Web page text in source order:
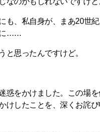
も、私自身が、まあ20世
に……
と思ったんですけど。
惑をかけました。この場
けしたことを、深くお詫